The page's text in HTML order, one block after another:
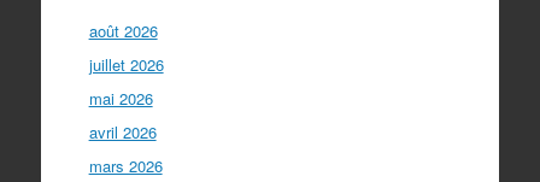
août 2026
juillet 2026
mai 2026
avril 2026
mars 2026